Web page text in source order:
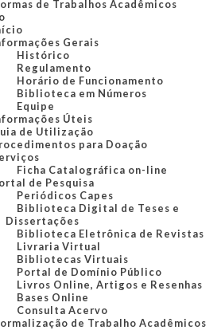
de Trabalhos Acadêmicos
Gerais
Histórico
Regulamento
Horário de Funcionamento
Biblioteca em Números
Equipe
Úteis
de Utilização
para Doação
Ficha Catalográfica on-line
de Pesquisa
Periódicos Capes
Biblioteca Digital de Teses e
Dissertações
Biblioteca Eletrônica de Revistas
Livraria Virtual
Bibliotecas Virtuais
Portal de Domínio Público
Livros Online, Artigos e Resenhas
Bases Online
Consulta Acervo
de Trabalho Acadêmicos